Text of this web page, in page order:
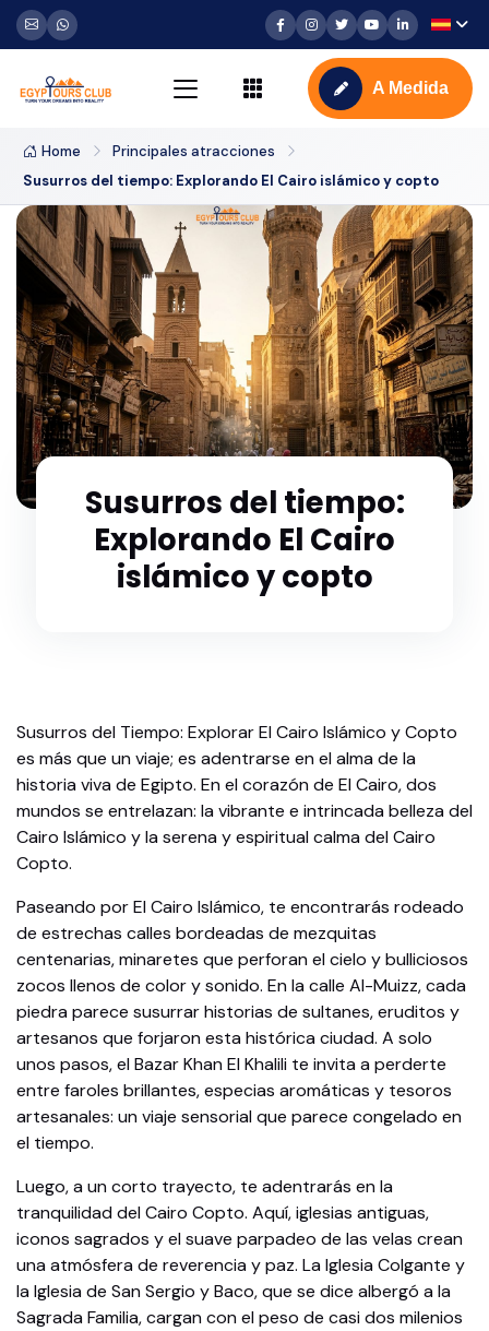
A Medida
Home
Principales atracciones
Susurros del tiempo: Explorando El Cairo islámico y copto
Susurros del tiempo:
Explorando El Cairo
islámico y copto
Susurros del Tiempo: Explorar El Cairo Islámico y Copto
es más que un viaje; es adentrarse en el alma de la
historia viva de Egipto. En el corazón de El Cairo, dos
mundos se entrelazan: la vibrante e intrincada belleza del
Cairo Islámico y la serena y espiritual calma del Cairo
Copto.
Paseando por El Cairo Islámico, te encontrarás rodeado
de estrechas calles bordeadas de mezquitas
centenarias, minaretes que perforan el cielo y bulliciosos
zocos llenos de color y sonido. En la calle Al-Muizz, cada
piedra parece susurrar historias de sultanes, eruditos y
artesanos que forjaron esta histórica ciudad. A solo
unos pasos, el Bazar Khan El Khalili te invita a perderte
entre faroles brillantes, especias aromáticas y tesoros
artesanales: un viaje sensorial que parece congelado en
el tiempo.
Luego, a un corto trayecto, te adentrarás en la
tranquilidad del Cairo Copto. Aquí, iglesias antiguas,
iconos sagrados y el suave parpadeo de las velas crean
una atmósfera de reverencia y paz. La Iglesia Colgante y
la Iglesia de San Sergio y Baco, que se dice albergó a la
Sagrada Familia, cargan con el peso de casi dos milenios